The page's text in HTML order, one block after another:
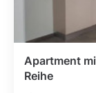
Apartment
Reihe